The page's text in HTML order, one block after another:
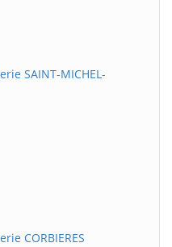
SAINT-MICHEL-
CORBIERES